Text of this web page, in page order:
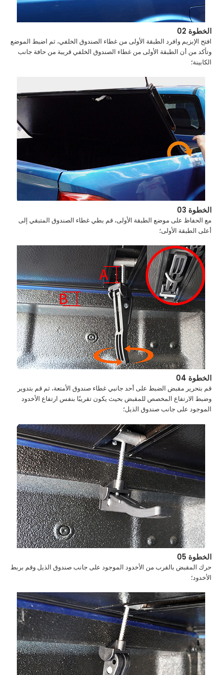
الخطوة 02
افتح الإبزيم وافرد الطبقة الأولى من غطاء الصندوق الخلفي، ثم اضبط الموضع
وتأكد من أن الطبقة الأولى من غطاء الصندوق الخلفي قريبة من حافة جانب
الكابينة؛
الخطوة 03
مع الحفاظ على موضع الطبقة الأولى، قم بطي غطاء الصندوق المتبقي إلى
أعلى الطبقة الأولى؛
الخطوة 04
قم بتحرير مقبض الضبط على أحد جانبي غطاء صندوق الأمتعة، ثم قم بتدوير
وضبط الارتفاع المخصص للمقبض بحيث يكون تقريبًا بنفس ارتفاع الأخدود
الموجود على جانب صندوق الذيل؛
الخطوة 05
حرك المقبض بالقرب من الأخدود الموجود على جانب صندوق الذيل وقم بربط
الأخدود؛